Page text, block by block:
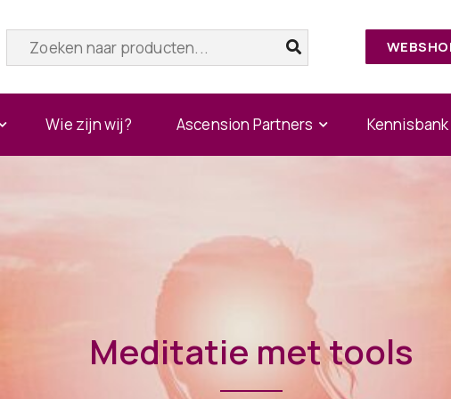
Wie zijn wij? Ascension Partners Kennisbank
Meditatie met tools